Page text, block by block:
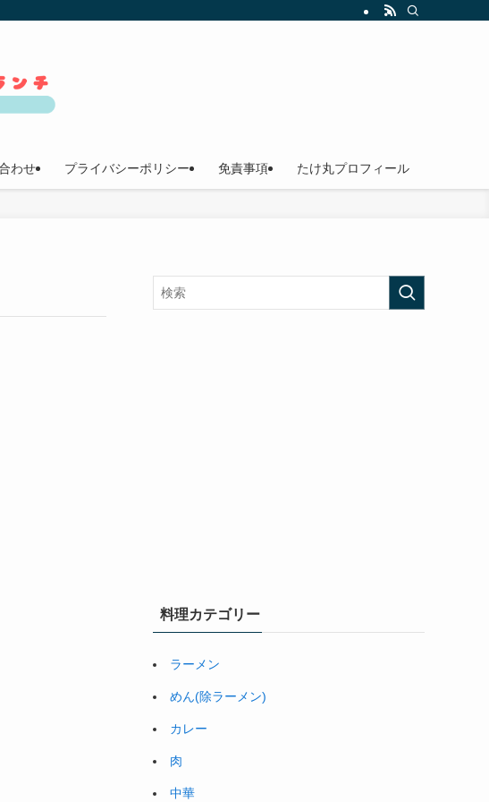
くて美味しいものをたくさん食べたい方に向けてオススメ店をご紹介します！
わせ プライバシーポリシー 免責事項 たけ丸プロフィール
料理カテゴリー
ラーメン
めん(除ラーメン)
カレー
肉
中華